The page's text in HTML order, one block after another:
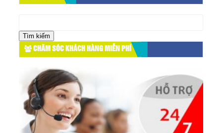
cho:
CHĂM SÓC KHÁCH HÀNG MIỄN PHÍ